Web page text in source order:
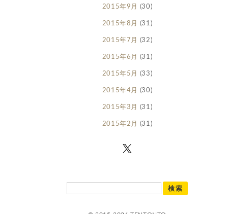
2015年9月 (30)
2015年8月 (31)
2015年7月 (32)
2015年6月 (31)
2015年5月 (33)
2015年4月 (30)
2015年3月 (31)
2015年2月 (31)